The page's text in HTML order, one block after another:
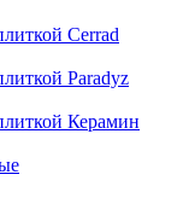
Сerrad
Paradyz
Керамин